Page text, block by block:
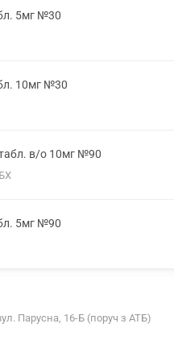
5мг №30
10мг №30
в/о 10мг №90
5мг №90
Парусна, 16-Б (поруч з АТБ)